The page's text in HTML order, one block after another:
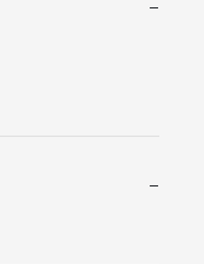
−
−